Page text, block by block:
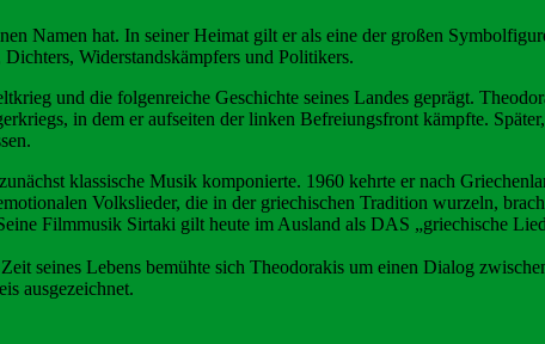
Namen hat. In seiner Heimat gilt er als eine der großen
Widerstandskämpfers und Politikers.
und die folgenreiche Geschichte seines Landes geprägt.
in dem er aufseiten der linken Befreiungsfront kämpfte.
klassische Musik komponierte. 1960 kehrte er nach
Volkslieder, die in der griechischen Tradition wurzeln,
Filmmusik Sirtaki gilt heute im Ausland als DAS „griechische
seines Lebens bemühte sich Theodorakis um einen Dialog
ausgezeichnet.